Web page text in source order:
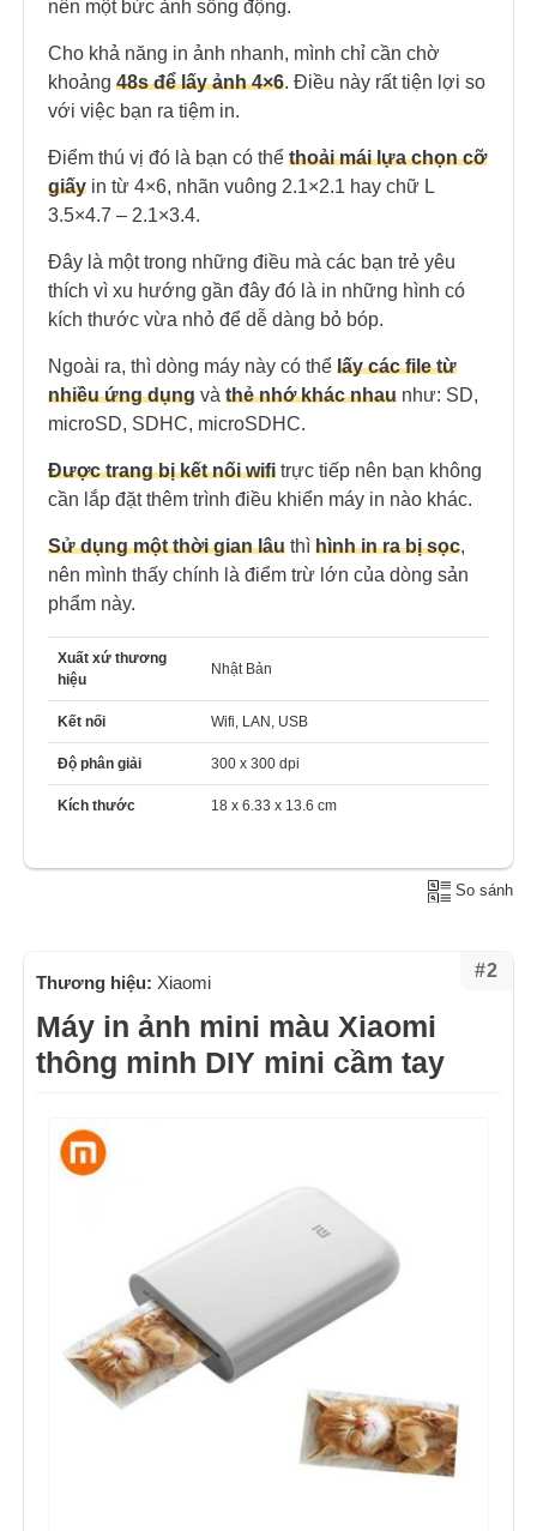
nên một bức ảnh sống động.
Cho khả năng in ảnh nhanh, mình chỉ cần chờ
khoảng 48s để lấy ảnh 4×6. Điều này rất tiện lợi so
với việc bạn ra tiệm in.
Điểm thú vị đó là bạn có thể thoải mái lựa chọn cỡ
giấy in từ 4×6, nhãn vuông 2.1×2.1 hay chữ L
3.5×4.7 – 2.1×3.4.
Đây là một trong những điều mà các bạn trẻ yêu
thích vì xu hướng gần đây đó là in những hình có
kích thước vừa nhỏ để dễ dàng bỏ bóp.
Ngoài ra, thì dòng máy này có thể lấy các file từ
nhiều ứng dụng và thẻ nhớ khác nhau như: SD,
microSD, SDHC, microSDHC.
Được trang bị kết nối wifi trực tiếp nên bạn không
cần lắp đặt thêm trình điều khiển máy in nào khác.
Sử dụng một thời gian lâu thì hình in ra bị sọc,
nên mình thấy chính là điểm trừ lớn của dòng sản
phẩm này.
Xuất xứ thương
hiệu
Nhật Bản
Kết nối Wifi, LAN, USB
Độ phân giải 300 x 300 dpi
Kích thước 18 x 6.33 x 13.6 cm
So sánh
#2
Thương hiệu: Xiaomi
Máy in ảnh mini màu Xiaomi
thông minh DIY mini cầm tay